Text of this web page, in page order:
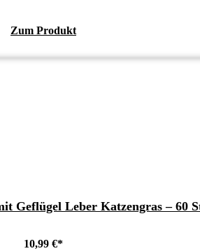
Zum Produkt
Geflügel Leber Katzengras – 60
10,99 €